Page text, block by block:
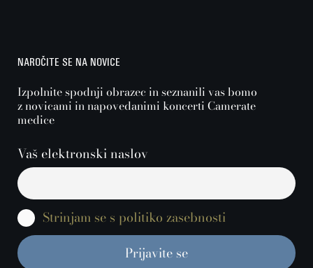
NAROČITE SE NA NOVICE
Izpolnite spodnji obrazec in seznanili vas bomo
z novicami in napovedanimi koncerti Camerate
medice
Vaš elektronski naslov
Strinjam se s politiko zasebnosti